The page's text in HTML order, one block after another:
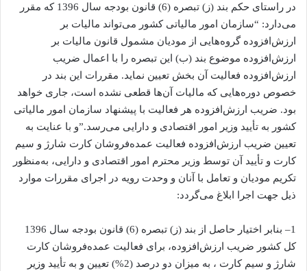
در راستای حکم بند (ز) تبصره (6) قانون بودجه سال 1396 که مقرر
می‌دارد: “سازمان امور مالیاتی کشور می‌تواند مالیات بر
ارزش‌افزوده گروه‌هایی از مودیان مشمول قانون مالیات بر
ارزش‌افزوده موضوع ‌بند (ب) این تبصره را با اعمال ضریب
ارزش‌افزوده فعالیت آن بخش تعیین نماید. مقررات این بند در
خصوص دوره‌هایی که مالیات آن‌ها قطعی نشده است، جاری خواهد
بود. ضریب ارزش‌افزوده هر فعالیت با پیشنهاد سازمان امور مالیاتی
کشور به تأیید وزیر امور اقتصادی و دارایی می‌رسد.”و با عنایت به
تعیین ضریب ارزش‌افزوده فعالیت عمده‌فروشان کارت شارژ و سیم
کارت و تأیید آن توسط وزیر محترم امور اقتصادی و دارایی، به‌منظور
تکریم مودیان و تعامل با آنان و وحدت رویه در اجرای مقررات موارد
ذیل جهت اجرا ابلاغ می‌گردد:
1– بنابر اختیار حاصل از بند (ز) تبصره (6) قانون بودجه سال 1396
کل کشور ضریب ارزش‌افزوده، برای فعالیت عمده‌فروشان کارت
شارژ و سیم کارت ، به میزان دو درصد (2%) تعیین و به تأیید وزیر